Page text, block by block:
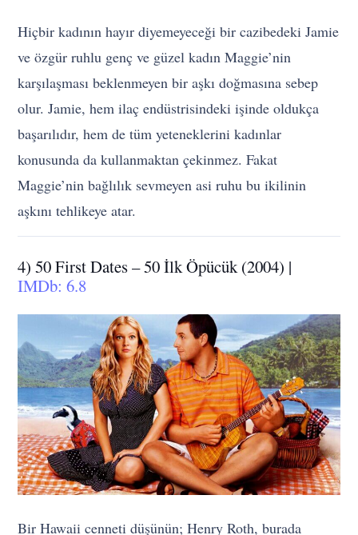
Hiçbir kadının hayır diyemeyeceği bir cazibedeki Jamie
ve özgür ruhlu genç ve güzel kadın Maggie’nin
karşılaşması beklenmeyen bir aşkı doğmasına sebep
olur. Jamie, hem ilaç endüstrisindeki işinde oldukça
başarılıdır, hem de tüm yeteneklerini kadınlar
konusunda da kullanmaktan çekinmez. Fakat
Maggie’nin bağlılık sevmeyen asi ruhu bu ikilinin
aşkını tehlikeye atar.
4) 50 First Dates – 50 İlk Öpücük (2004) |
IMDb: 6.8
Bir Hawaii cenneti düşünün; Henry Roth, burada